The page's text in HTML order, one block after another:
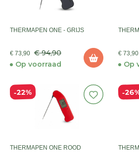
THERMAPEN ONE - GRIJS
€ 73,90 € 94,90
Op voorraad
€ 73,90
Op
22%
THERMAPEN ONE ROOD